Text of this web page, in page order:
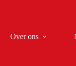
Over ons